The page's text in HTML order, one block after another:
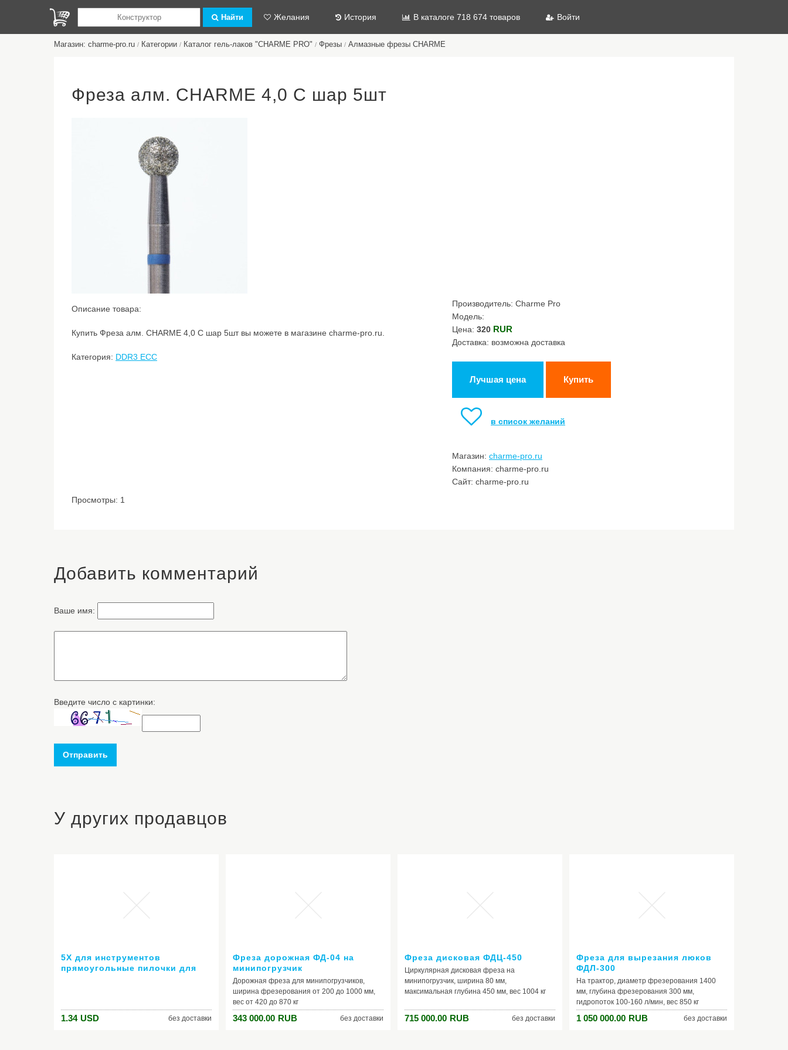
Найти Желания История В каталоге 718 674 товаров Войти
Магазин: charme-pro.ru / Категории / Каталог гель-лаков "CHARME PRO" / Фрезы / Алмазные фрезы CHARME
Фреза алм. CHARME 4,0 С шар 5шт
Описание товара:
Купить Фреза алм. CHARME 4,0 С шар 5шт вы можете в магазине charme-pro.ru.
Категория: DDR3 ECC
Производитель: Charme Pro
Модель:
Цена: 320 RUR
Доставка: возможна доставка
Лучшая цена Купить
в список желаний
Магазин: charme-pro.ru
Компания: charme-pro.ru
Сайт: charme-pro.ru
Просмотры: 1
Добавить комментарий
Ваше имя:
Введите число с картинки:
Отправить
У других продавцов
5X для инструментов
прямоугольные пилочки для
фреза для маникюра
маникюрные инструменты
1.34 USD без доставки
Фреза дорожная ФД-04 на
минипогрузчик
Дорожная фреза для минипогрузчиков,
ширина фрезерования от 200 до 1000 мм,
вес от 420 до 870 кг
343 000.00 RUB без доставки
Фреза дисковая ФДЦ-450
Циркулярная дисковая фреза на
минипогрузчик, ширина 80 мм,
максимальная глубина 450 мм, вес 1004 кг
715 000.00 RUB без доставки
Фреза для вырезания люков
ФДЛ-300
На трактор, диаметр фрезерования 1400
мм, глубина фрезерования 300 мм,
гидропоток 100-160 л/мин, вес 850 кг
1 050 000.00 RUB без доставки